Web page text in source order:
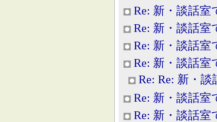
Re: 新・談話室
Re: 新・談話室
Re: 新・談話室
Re: 新・談話室
Re: Re: 新・
Re: 新・談話室
Re: 新・談話室